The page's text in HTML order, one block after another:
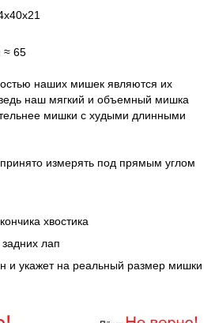
≈ 65
наших мишек являются их
наш мягкий и объемный мишка
мишки с худыми длинными
измерять под прямым углом
хвостика
задних лап
и укажет на реальный размер мишки